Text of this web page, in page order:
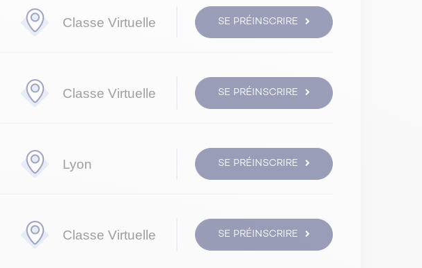
Classe Virtuelle SE PRÉINSCRIRE
Classe Virtuelle SE PRÉINSCRIRE
Lyon SE PRÉINSCRIRE
Classe Virtuelle SE PRÉINSCRIRE